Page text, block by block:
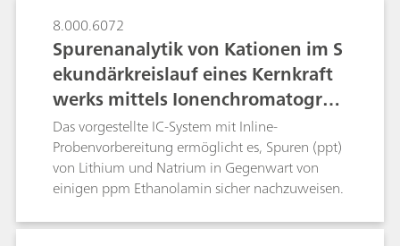
gewährleistet vollständige Rückverfolgung, ist
frei von Verschleppungseinflüssen und
verbessert in erheblichem Umfang die
Genauigkeit und Reproduzierbarkeit der
Ergebnisse.
8.000.6072
Spurenanalytik von Kationen im S
ekundärkreislauf eines Kernkraft
werks mittels Ionenchromatograp
hie nach Inline-Probenvorbereitun
g
Das vorgestellte IC-System mit Inline-
Probenvorbereitung ermöglicht es, Spuren (ppt)
von Lithium und Natrium in Gegenwart von
einigen ppm Ethanolamin sicher nachzuweisen.